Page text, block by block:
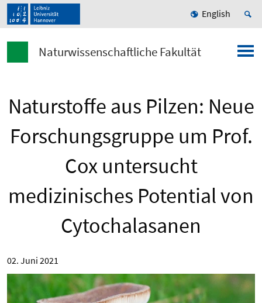
English
Naturwissenschaftliche Fakultät
Naturstoffe aus Pilzen: Neue
Forschungsgruppe um Prof.
Cox untersucht
medizinisches Potential von
Cytochalasanen
02. Juni 2021